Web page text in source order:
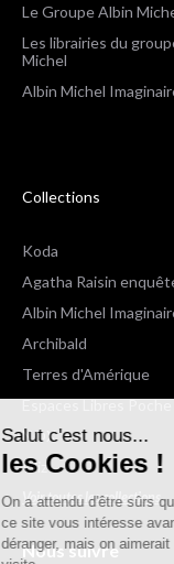
Salut c'est nous...
les Cookies !
On a attendu d'être
ce site vous intéresse
déranger, mais on
Le Groupe Albin
Les librairies du
Michel
Albin Michel
Collections
Koda
Agatha Raisin
Albin Michel
Archibald
Terres d'Amérique
Espaces Libres Poche
NOX
Wiz
Voir toutes les collections
Nous suivre